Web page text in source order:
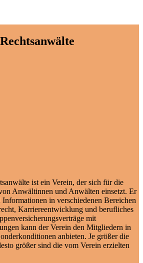
ist ein Verein, der sich für die
Anwältinnen und Anwälten einsetzt. Er
in verschiedenen Bereichen
Karriereentwicklung und berufliches
mit
kann der Verein den Mitgliedern in
anbieten. Je größer die
größer sind die vom Verein erzielten